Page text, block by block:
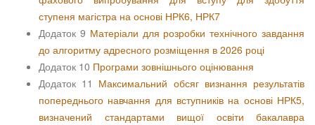
ступеня магістра на основі НРК6, НРК7
Додаток 9 Матеріали для розробки технічного завдання
до алгоритму адресного розміщення в 2026 році
Додаток 10 Програми зовнішнього оцінювання
Додаток 11 Максимальний обсяг визнання результатів
попереднього навчання для вступників на основі НРК5,
визначений стандартами вищої освіти бакалавра